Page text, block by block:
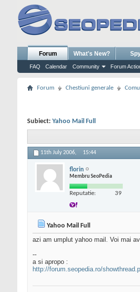
Forum
FAQ Calendar Community Forum
What's New?
Forum Chestiuni generale
Subiect: Yahoo Mail Full
11th July 2006, 15:44
florin
Membru SeoPedia
Reputatie: 39
Yahoo Mail Full
azi am umplut yahoo mail. Voi mai
--
a si apropo :
http://forum.seopedia.ro/